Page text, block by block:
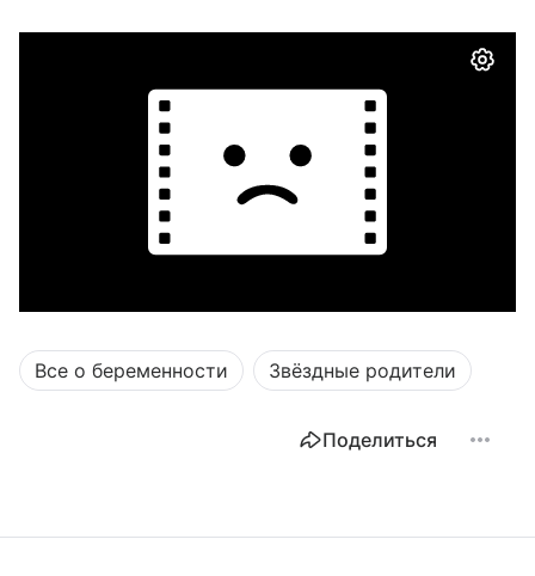
Все о беременности Звёздные родители
Поделиться